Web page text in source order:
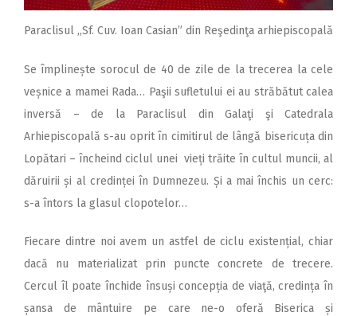
Paraclisul ,,Sf. Cuv. Ioan Casian” din Reşedinţa arhiepiscopală
Se împlinește sorocul de 40 de zile de la trecerea la cele
veșnice a mamei Rada… Paşii sufletului ei au străbătut calea
inversă – de la Paraclisul din Galaţi şi Catedrala
Arhiepiscopală s-au oprit în cimitirul de lângă bisericuța din
Lopătari – încheind ciclul unei vieți trăite în cultul muncii, al
dăruirii și al credinței în Dumnezeu. Și a mai închis un cerc:
s-a întors la glasul clopotelor…
Fiecare dintre noi avem un astfel de ciclu existențial, chiar
dacă nu materializat prin puncte concrete de trecere.
Cercul îl poate închide însuși concepția de viaţă, credința în
șansa de mântuire pe care ne-o oferă Biserica și